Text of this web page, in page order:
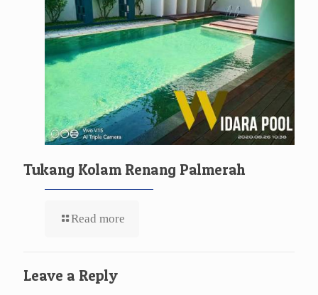
Tukang Kolam Renang Palmerah
Read more
Leave a Reply